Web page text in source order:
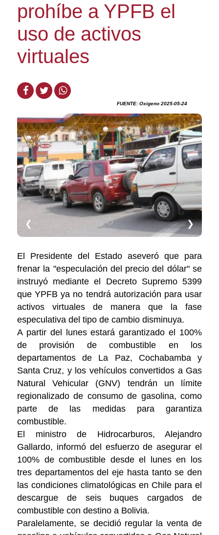
prohíbe a YPFB el
uso de activos
virtuales
FUENTE: Oxigeno 2025-05-24
❮ ❯
El Presidente del Estado aseveró que para
frenar la "especulación del precio del dólar" se
instruyó mediante el Decreto Supremo 5399
que YPFB ya no tendrá autorización para usar
activos virtuales de manera que la fase
especulativa del tipo de cambio disminuya.
A partir del lunes estará garantizado el 100%
de provisión de combustible en los
departamentos de La Paz, Cochabamba y
Santa Cruz, y los vehículos convertidos a Gas
Natural Vehicular (GNV) tendrán un límite
regionalizado de consumo de gasolina, como
parte de las medidas para garantiza
combustible.
El ministro de Hidrocarburos, Alejandro
Gallardo, informó del esfuerzo de asegurar el
100% de combustible desde el lunes en los
tres departamentos del eje hasta tanto se den
las condiciones climatológicas en Chile para el
descargue de seis buques cargados de
combustible con destino a Bolivia.
Paralelamente, se decidió regular la venta de